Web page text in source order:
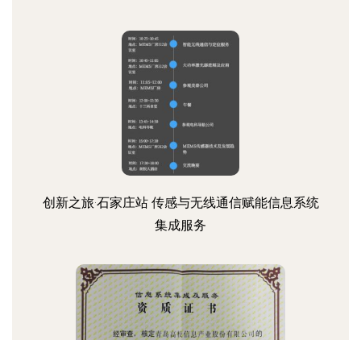
创新之旅·石家庄站 传感与无线通信赋能信息系统
集成服务